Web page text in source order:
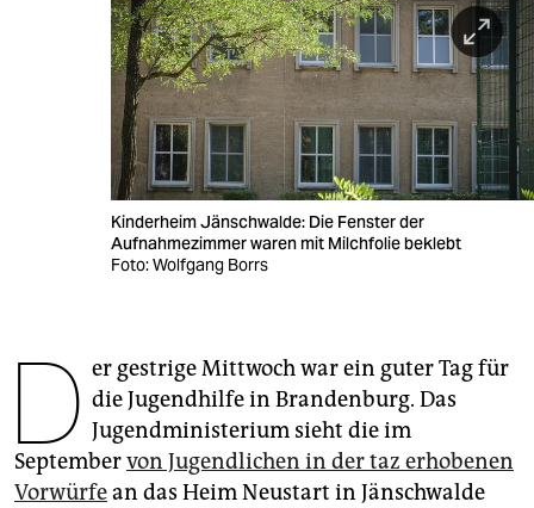
wahrheit
veranstaltungen
fragen & hilfe
genossenschaft
epaper login
Kinderheim Jänschwalde: Die Fenster der
Aufnahmezimmer waren mit Milchfolie beklebt
Foto: Wolfgang Borrs
D er gestrige Mittwoch war ein guter Tag für
die Jugendhilfe in Brandenburg. Das
Jugendministerium sieht die im
Septembervon Jugendlichen in der taz erhobenen
Vorwürfean das Heim Neustart in Jänschwalde